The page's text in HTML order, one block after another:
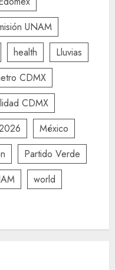
UNAM
health
Lluvias
CDMX
CDMX
México
Partido Verde
world